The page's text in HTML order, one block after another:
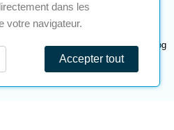
droits réservés. Une réalisationNavilog
dans les
votre navigateur.
Accepter tout